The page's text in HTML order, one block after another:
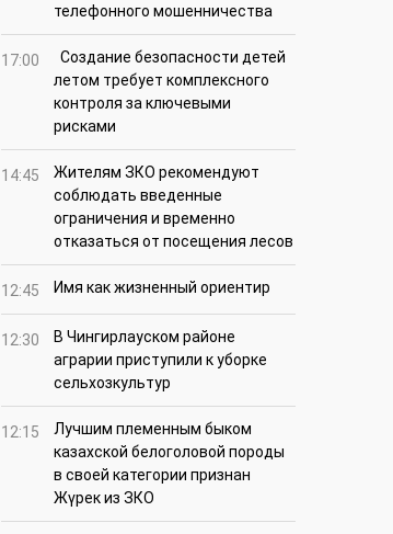
телефонного мошенничества
17:00
Создание безопасности детей
летом требует комплексного
контроля за ключевыми
рисками
14:45
Жителям ЗКО рекомендуют
соблюдать введенные
ограничения и временно
отказаться от посещения лесов
12:45 Имя как жизненный ориентир
12:30
В Чингирлауском районе
аграрии приступили к уборке
сельхозкультур
12:15
Лучшим племенным быком
казахской белоголовой породы
в своей категории признан
Жүрек из ЗКО